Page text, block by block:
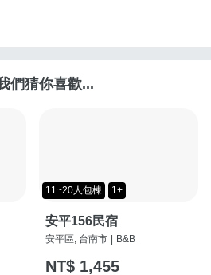
們猜你喜歡...
11~20人包棟 1+
安平156民宿
安平區, 台南市 B&B
NT$ 1,455